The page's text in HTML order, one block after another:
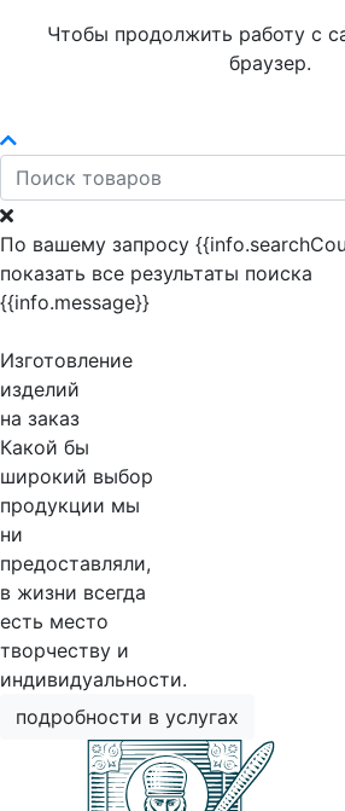
Чтобы продолжить работу с
браузер.
По вашему запросу
показать все результаты поиска
{{info.message}}
Изготовление
изделий
на заказ
Какой бы
широкий выбор
продукции мы
ни
предоставляли,
в жизни всегда
есть место
творчеству и
индивидуальности.
подробности в услугах